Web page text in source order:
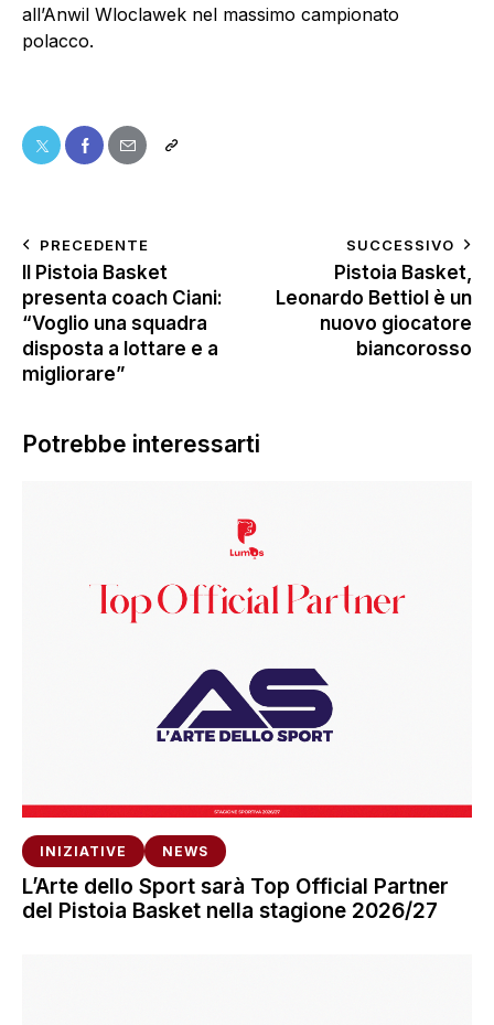
all’Anwil Wloclawek nel massimo campionato
polacco.
PRECEDENTE
Il Pistoia Basket
presenta coach Ciani:
“Voglio una squadra
disposta a lottare e a
migliorare”
SUCCESSIVO
Pistoia Basket,
Leonardo Bettiol è un
nuovo giocatore
biancorosso
Potrebbe interessarti
INIZIATIVE NEWS
L’Arte dello Sport sarà Top Official Partner
del Pistoia Basket nella stagione 2026/27